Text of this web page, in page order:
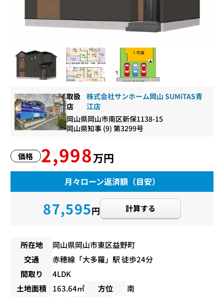
取扱
店
株式会社サンホーム岡山 SUMiTAS青
江店
岡山県岡山市南区新保1138-15
岡山県知事 (9) 第3299号
価格 2,998万円
月々ローン返済額（目安）
87,595円 計算する
所在地
岡山県岡山市東区益野町
交通
赤穂線 「大多羅」駅 徒歩24分
間取り
4LDK
土地面積
163.64㎡ 方位
南